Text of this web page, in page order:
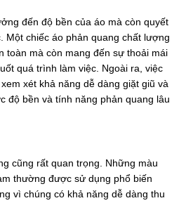
đến độ bền của áo mà còn quyết
Một chiếc áo phản quang chất lượng
toàn mà còn mang đến sự thoải mái
quá trình làm việc. Ngoài ra, việc
xét khả năng dễ dàng giặt giũ và
độ bền và tính năng phản quang lâu
cũng rất quan trọng. Những màu
thường được sử dụng phổ biến
vì chúng có khả năng dễ dàng thu